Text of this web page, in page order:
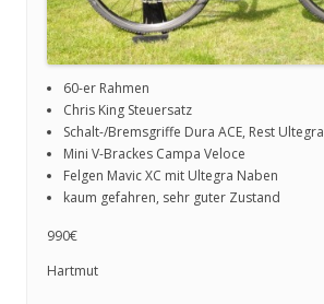
60-er Rahmen
Chris King Steuersatz
Schalt-/Bremsgriffe Dura ACE, Rest Ultegra
Mini V-Brackes Campa Veloce
Felgen Mavic XC mit Ultegra Naben
kaum gefahren, sehr guter Zustand
990€
Hartmut